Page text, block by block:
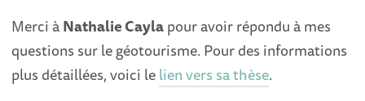
Merci àNathalie Caylapour avoir répondu à mes
questions sur le géotourisme. Pour des informations
plus détaillées, voici lelien vers sa thèse.